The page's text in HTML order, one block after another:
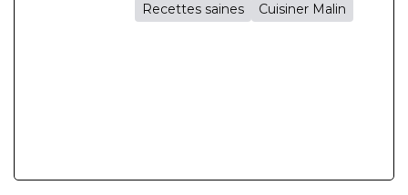
Recettes saines Cuisiner Malin